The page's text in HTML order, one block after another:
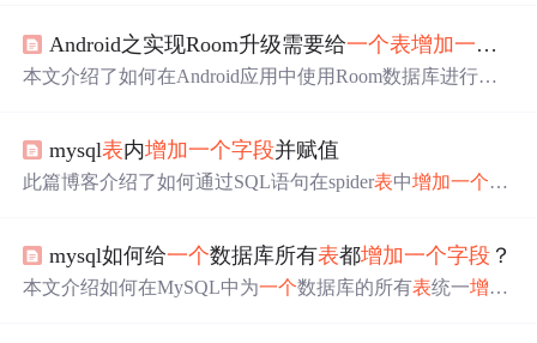
Android之实现Room升级需要给一个表增加一个
本文介绍了如何在Android应用中使用Room数据库进行升
类的作用以及如何定义startVersion和endVersion。接着，详
细阐述了如何在实体类中添加`isHide`字段，并提供了从版
mysql表内增加一个字段并赋值
此篇博客介绍了如何通过SQL语句在spider表中增加一个名
mysql如何给一个数据库所有表都增加一个字段 ？
本文介绍如何在MySQL中为一个数据库的所有表统一增加